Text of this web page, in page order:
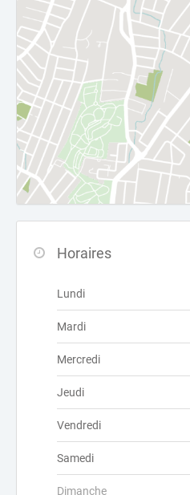
Horaires
Lundi
Mardi
Mercredi
Jeudi
Vendredi
Samedi
Dimanche